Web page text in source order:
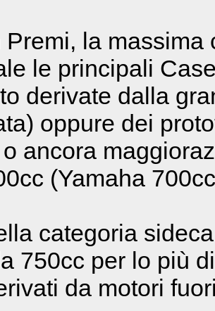
Premi, la
le principali
derivate dalla
oppure dei
ancora
(Yamaha
categoria
750cc per lo più
da motori